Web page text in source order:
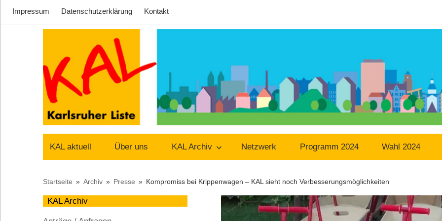
Impressum Datenschutzerklärung Kontakt
Zum
springen
Karlsruher
Liste
–
auf
KAL aktuell Über uns KAL Archiv Netzwerk Programm 2024 Wahl 2024
Startseite Archiv Presse Kompromiss bei Krippenwagen – KAL sieht noch Verbesserungsmöglichkeiten
KAL Archiv